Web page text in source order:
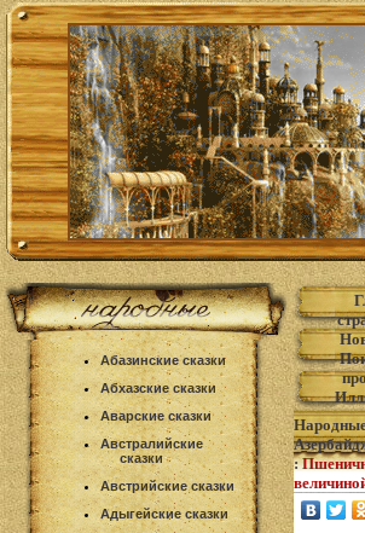
Абазинские сказки
Абхазские сказки
Аварские сказки
Австралийские
сказки
Австрийские сказки
Адыгейские сказки
: